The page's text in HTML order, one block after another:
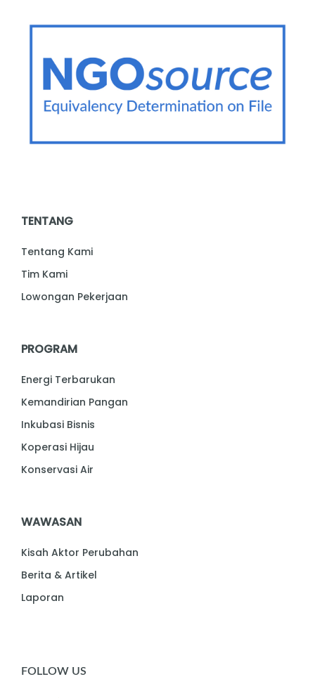
TENTANG
Tentang Kami
Tim Kami
Lowongan Pekerjaan
PROGRAM
Energi Terbarukan
Kemandirian Pangan
Inkubasi Bisnis
Koperasi Hijau
Konservasi Air
WAWASAN
Kisah Aktor Perubahan
Berita & Artikel
Laporan
FOLLOW US